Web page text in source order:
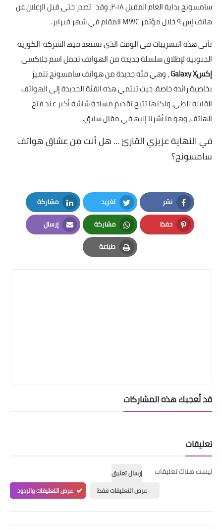
سامسونج بدایة العام المقبل ۲۰۱۸، وقد تصدر حتى قبل الإعلان عن
ھاتف إس ۹ خلال مؤتمر MWC المقام في شھر فبرایر.
تأتي ھذه التسریبات في الوقت الذي تستعد فیھ الشركة الكوریة
الجنوبیة لإطلاق سلسلة جدیدة من الھواتف تحمل اسم جلاكسي
إكسGalaxy X
، وھي فئة جدیدة من ھواتف سامسونج تتمیز
بخاصیة رائدة خاصة، حیث تنتمي ھذه الفئة الجدیدة إلى الھواتف
القابلة للطي، ولكنھا تتیح تقدیم مساحة شاشة أكبر عند فتح
الھاتف، وھو ما أشرنا إلیھ في مقال سابق.
في النھایة عزیزي القارئ ... ھل أنت من عشاق ھواتف
سامسونج؟
نشر
Facebook
تغريد
Twitter
مشاركة
LinkedIn
حفظ
Pinterest
مشاركة
Whatsapp
إرسال
Email
طباعة
Print
قد تُعجبك هذه المشاركات
تعليقات
ليست هناك تعليقات
إرسال تعليق
عرض التعليقات فقط
عرض التعليقات والردود